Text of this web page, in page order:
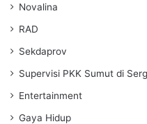
Novalina
RAD
Sekdaprov
Supervisi PKK Sumut di
Entertainment
Gaya Hidup